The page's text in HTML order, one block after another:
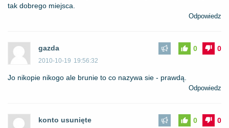
tak dobrego miejsca.
Odpowiedz
gazda
2010-10-19 19:56:32
0
0
Jo nikopie nikogo ale brunie to co nazywa sie - prawdą.
Odpowiedz
konto usunięte 0
0